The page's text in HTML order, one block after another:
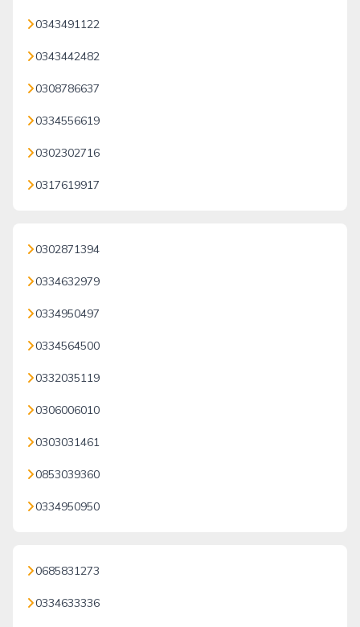
0343491122
0343442482
0308786637
0334556619
0302302716
0317619917
0302871394
0334632979
0334950497
0334564500
0332035119
0306006010
0303031461
0853039360
0334950950
0685831273
0334633336